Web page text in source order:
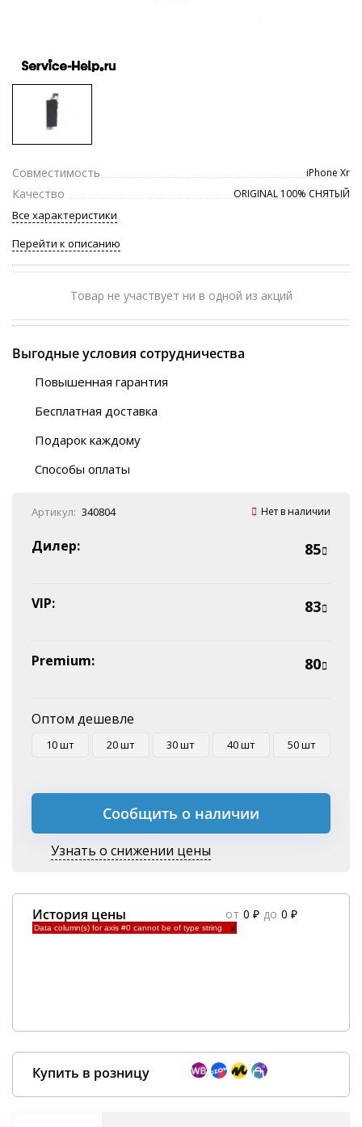
Совместимость iPhone Xr
Качество ORIGINAL 100% СНЯТЫЙ
Все характеристики
Перейти к описанию
Товар не участвует ни в одной из акций
Выгодные условия сотрудничества
Повышенная гарантия
Бесплатная доставка
Автобусы (по ЮФО)
“BlaBlaCar” (по ЮФО)
Подарок каждому
Способы оплаты
Наличные
Эквайринг
Оплата на P/C
Артикул: 340804 Нет в наличии
Дилер: 85
VIP: 83
Premium: 80
Оптом дешевле
10 шт 20 шт 30 шт 40 шт 50 шт
Сообщить о наличии
Узнать о снижении цены
История цены от 0 ₽ до 0 ₽
Data column(s) for axis #0 cannot be of type string ×
Купить в розницу